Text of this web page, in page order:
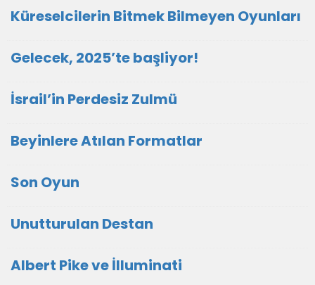
Küreselcilerin Bitmek Bilmeyen Oyunları
Gelecek, 2025’te başliyor!
İsrail’in Perdesiz Zulmü
Beyinlere Atılan Formatlar
Son Oyun
Unutturulan Destan
Albert Pike ve İlluminati